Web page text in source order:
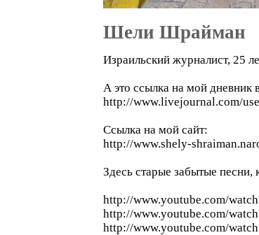
Шели Шрайман
Израильский журналист, 25
А это ссылка на мой
http://www.livejournal.com/
Ссылка на мой сайт:
http://www.shely-
Здесь старые забытые песни,
http://www.youtube.com/
http://www.youtube.com/
http://www.youtube.com/